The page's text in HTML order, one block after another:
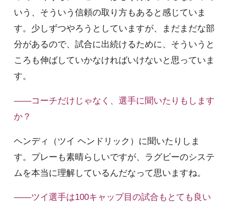
いう、そういう信頼の取り方もあると感じていま
す。少しずつやろうとしていますが、まだまだな部
分があるので、試合に出続けるために、そういうと
ころも伸ばしていかなければいけないと思っていま
す。
――コーチだけじゃなく、選手に聞いたりもします
か？
ヘンディ（ツイ ヘンドリック）に聞いたりしま
す。プレーも素晴らしいですが、ラグビーのシステ
ムを本当に理解しているんだなって思いますね。
――ツイ選手は100キャップ目の試合もとても良い